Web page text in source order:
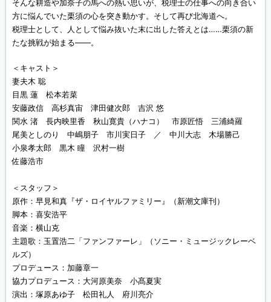
そんな耕造や加奈子の馬への熱い思いが、税理士の仕事への向き合い
方に悩んでいた栗須の心を突き動かす。そして再び北海道へ。
税理士として、人として悩み抜いた末に出した答えとは……栗須の新
たな挑戦が始まる――。
＜キャスト＞
妻夫木 聡
目黒 蓮 松本若菜
安藤政信 高杉真宙 津田健次郎 吉沢 悠
関水 渚 長内映里香 秋山寛貴（ハナコ） 市原匠悟 三浦綺羅
尾美としのり 中嶋朋子 市川実日子 ／ 中川大志 木場勝己
小泉孝太郎 黒木 瞳 沢村一樹
佐藤浩市
＜スタッフ＞
原作：早見和真『ザ・ロイヤルファミリー』（新潮文庫刊）
脚本：喜安浩平
音楽：横山克
主題歌：玉置浩二「ファンファーレ」（ソニー・ミュージックレーベ
ルズ）
プロデュース：加藤章一
協力プロデュース：大河原美奈 小髙夏実
演出：塚原あゆ子 松田礼人 府川亮介